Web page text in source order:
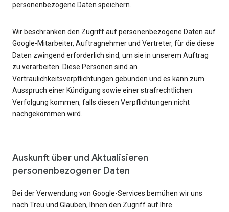
personenbezogene Daten speichern.
Wir beschränken den Zugriff auf personenbezogene Daten auf
Google-Mitarbeiter, Auftragnehmer und Vertreter, für die diese
Daten zwingend erforderlich sind, um sie in unserem Auftrag
zu verarbeiten. Diese Personen sind an
Vertraulichkeitsverpflichtungen gebunden und es kann zum
Ausspruch einer Kündigung sowie einer strafrechtlichen
Verfolgung kommen, falls diesen Verpflichtungen nicht
nachgekommen wird.
Auskunft über und Aktualisieren
personenbezogener Daten
Bei der Verwendung von Google-Services bemühen wir uns
nach Treu und Glauben, Ihnen den Zugriff auf Ihre